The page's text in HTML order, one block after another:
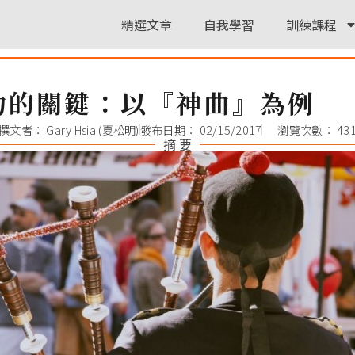
精選文章 自我學習 訓練課程
關鍵：以『神曲』為例
文者： Gary Hsia (夏松明)發布日期： 02/15/2017 瀏覽次數：
摘 要